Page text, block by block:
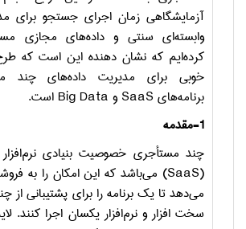
آزمایشگاهی زمان اجرای جستجو برای
وابسته‌ای سنتی و داده‌های مجازی
کرده‌ایم که نشان دهنده این است که
خوبی برای مدیریت داده‌های چند
برنامه‌های SaaSو Big Data است.
1-مقدمه
چند مستأجری خصوصیت بنیادی
(
SaaS) می‌باشد که این امکان را به
می‌دهد تا یک برنامه را برای پشتیبانی از
سخت افزار و نرم‌افزار یکسان اجرا کنند.